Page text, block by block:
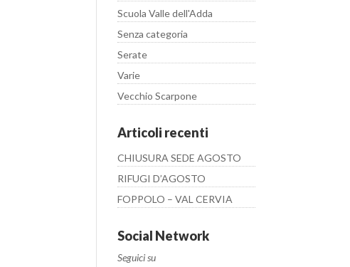
Scuola Valle dell'Adda
Senza categoria
Serate
Varie
Vecchio Scarpone
Articoli recenti
CHIUSURA SEDE AGOSTO
RIFUGI D’AGOSTO
FOPPOLO – VAL CERVIA
Social Network
Seguici su